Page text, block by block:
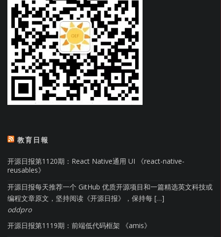
教育日報
开源日报第1120期：React Native通用 UI 《react-native-
reusables》
开源日报每天推荐一个 GitHub 优质开源项目和一篇精选英文科技或
编程文章原文，坚持阅读《开源日报》，保持每 […]
oddpro
开源日报第1119期：前端低代码框架 《amis》